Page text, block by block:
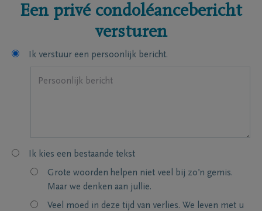
Een privé condoléancebericht
versturen
Ik verstuur een persoonlijk bericht.
Ik kies een bestaande tekst
Grote woorden helpen niet veel bij zo’n gemis.
Maar we denken aan jullie.
Veel moed in deze tijd van verlies. We leven met u